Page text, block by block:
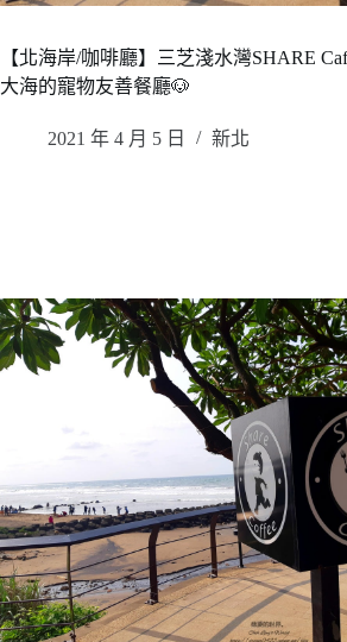
【北海岸/咖啡廳】三芝淺水灣SHARE
大海的寵物友善餐廳🐶
2021 年 4 月 5 日 新北